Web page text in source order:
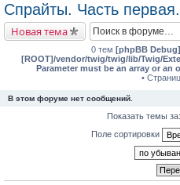
Спрайты. Часть первая.
Новая тема
0 тем [phpBB
[ROOT]/vendor/twig/twig/lib/Twig/
Parameter must be an array or
•
В этом форуме нет сообщений.
Показать темы за:
Поле сортировки